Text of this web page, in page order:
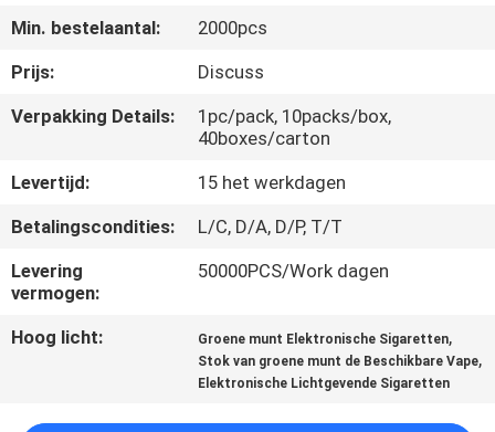
OM
EEN
SITEMAP
PRIVACY
POLICY
Min. bestelaantal:
2000pcs
Prijs:
Discuss
Verpakking Details:
1pc/pack, 10packs/box,
40boxes/carton
Levertijd:
15 het werkdagen
Betalingscondities:
L/C, D/A, D/P, T/T
Levering
vermogen:
50000PCS/Work dagen
Hoog licht: Groene munt Elektronische Sigaretten,
Stok van groene munt de Beschikbare Vape,
Elektronische Lichtgevende Sigaretten